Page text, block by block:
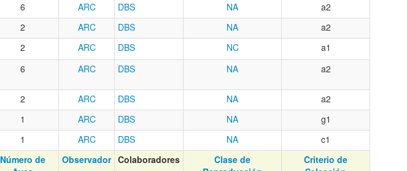
6 ARC DBS NA
a2
2 ARC DBS NA
a2
2 ARC DBS NC
a1
6 ARC DBS NA a2
2 ARC DBS NA
a2
1 ARC DBS NA
g1
1 ARC DBS NA
c1
Número de
Observador Colaboradores
Clase de
Criterio de